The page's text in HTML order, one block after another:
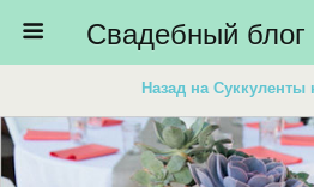
Назад на Суккуленты